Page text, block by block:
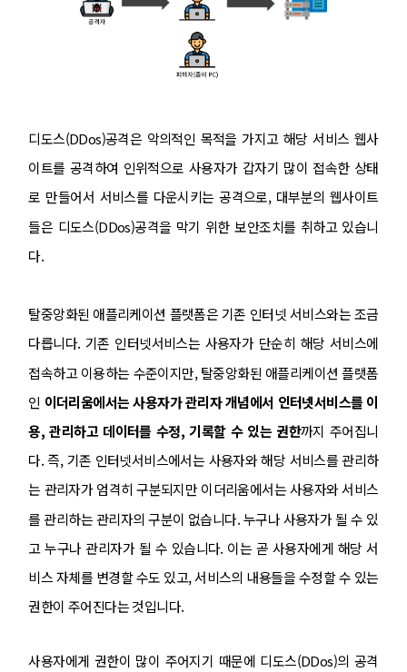
디도스(DDos)공격은 악의적인 목적을 가지고 해당 서비스 웹사
이트를 공격하여 인위적으로 사용자가 갑자기 많이 접속한 상태
로 만들어서 서비스를 다운시키는 공격으로, 대부분의 웹사이트
들은 디도스(DDos)공격을 막기 위한 보안조치를 취하고 있습니
다.
탈중앙화된 애플리케이션 플랫폼은 기존 인터넷 서비스와는 조금
다릅니다. 기존 인터넷서비스는 사용자가 단순히 해당 서비스에
접속하고 이용하는 수준이지만, 탈중앙화된 애플리케이션 플랫폼
인 이더리움에서는 사용자가 관리자 개념에서 인터넷서비스를 이
용, 관리하고 데이터를 수정, 기록할 수 있는 권한까지 주어집니
다. 즉, 기존 인터넷서비스에서는 사용자와 해당 서비스를 관리하
는 관리자가 엄격히 구분되지만 이더리움에서는 사용자와 서비스
를 관리하는 관리자의 구분이 없습니다. 누구나 사용자가 될 수 있
고 누구나 관리자가 될 수 있습니다. 이는 곧 사용자에게 해당 서
비스 자체를 변경할 수도 있고, 서비스의 내용들을 수정할 수 있는
권한이 주어진다는 것입니다.
사용자에게 권한이 많이 주어지기 때문에 디도스(DDos)의 공격